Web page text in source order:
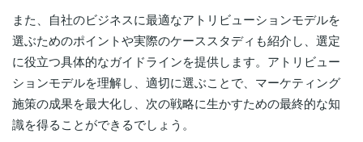
また、自社のビジネスに最適なアトリビューションモデルを
選ぶためのポイントや実際のケーススタディも紹介し、選定
に役立つ具体的なガイドラインを提供します。アトリビュー
ションモデルを理解し、適切に選ぶことで、マーケティング
施策の成果を最大化し、次の戦略に生かすための最終的な知
識を得ることができるでしょう。